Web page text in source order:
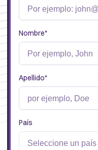
Nombre*
Apellido*
País